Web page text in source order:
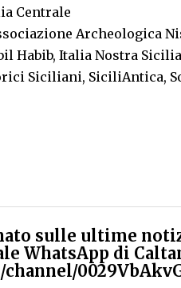
Centrale
Archeologica
Habib, Italia Nostra
Siciliani, SiciliAntica,
sulle ultime
WhatsApp di